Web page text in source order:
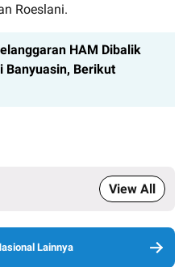
Roeslani.
HAM Dibalik
Banyuasin, Berikut
View All
Lainnya